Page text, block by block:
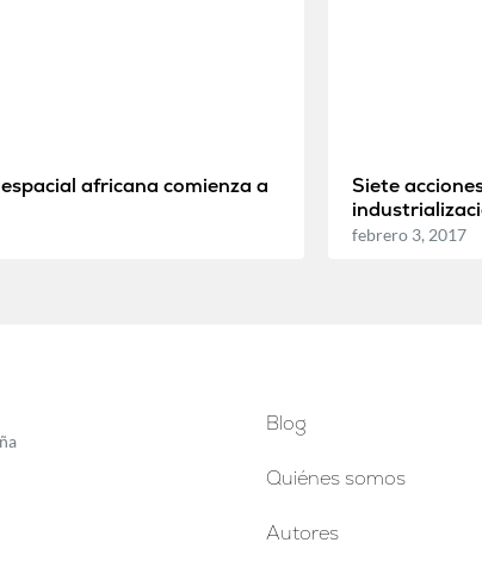
africana comienza a
Siete
febrero 3, 2017
Blog
Quiénes somos
Autores